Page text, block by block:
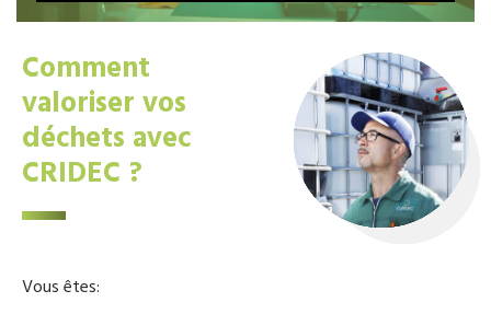
Comment
valoriser vos
déchets avec
CRIDEC ?
Vous êtes: